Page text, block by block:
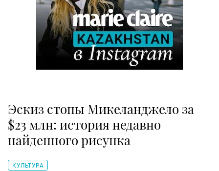
Эскиз стопы Микеланджело за
$23 млн: история недавно
найденного рисунка
КУЛЬТУРА